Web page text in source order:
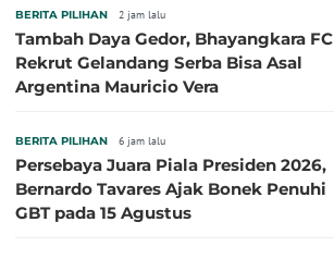
BERITA PILIHAN 2 jam lalu
Tambah Daya Gedor, Bhayangkara FC
Rekrut Gelandang Serba Bisa Asal
Argentina Mauricio Vera
BERITA PILIHAN 6 jam lalu
Persebaya Juara Piala Presiden 2026,
Bernardo Tavares Ajak Bonek Penuhi
GBT pada 15 Agustus